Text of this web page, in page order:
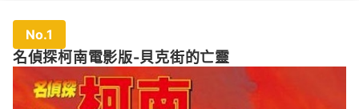
No.1
名偵探柯南電影版-貝克街的亡靈